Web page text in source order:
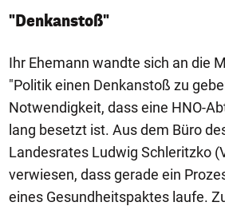
"Denkanstoß"
Ihr Ehemann wandte sich an die
"Politik einen Denkanstoß zu
Notwendigkeit, dass eine HNO-
lang besetzt ist. Aus dem Büro
Landesrates Ludwig Schleritzko
verwiesen, dass gerade ein
eines Gesundheitspaktes laufe.